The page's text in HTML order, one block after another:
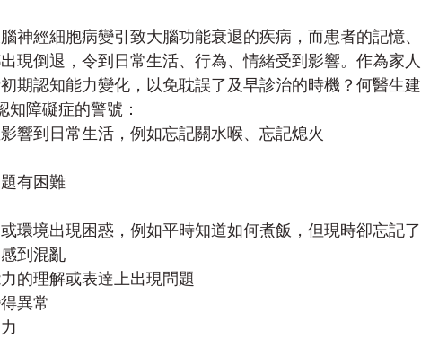
神經細胞病變引致大腦功能衰退的疾病，而患者的記憶
現倒退，令到日常生活、行為、情緒受到影響。作為家
期認知能力變化，以免耽誤了及早診治的時機？何醫生
障礙症的警號：
響到日常生活，例如忘記關水喉、忘記熄火
有困難
環境出現困惑，例如平時知道如何煮飯，但現時卻忘記
到混亂
的理解或表達上出現問題
異常